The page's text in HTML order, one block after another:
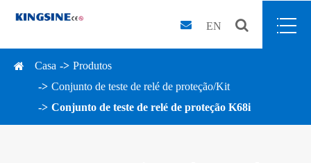
EN
Casa
Produtos
Conjunto de teste de relé de proteção/Kit
Conjunto de teste de relé de proteção K68i